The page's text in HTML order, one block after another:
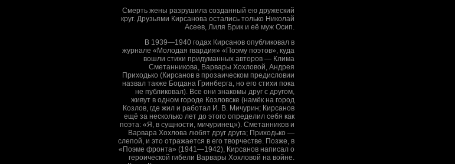
Смерть жены разрушила созданный ею дружеский
круг. Друзьями Кирсанова остались только Николай
Асеев, Лиля Брик и её муж Осип.
В 1939—1940 годах Кирсанов опубликовал в
журнале «Молодая гвардия» «Поэму поэтов», куда
вошли стихи придуманных авторов — Клима
Сметанникова, Варвары Хохловой, Андрея
Приходько (Кирсанов в прозаическом предисловии
назвал также Богдана Гринберга, но его стихи пока
не публиковал). Все они знакомы друг с другом,
живут в одном городе Козловске (намёк на город
Козлов, где жил и работал И. В. Мичурин; Кирсанов
ещё за несколько лет до этого определил себя как
поэта: «Я, в сущности, мичуринец»). Сметанников и
Варвара Хохлова любят друг друга; Приходько —
слепой, и это отражается в его творчестве. Позже, в
«Поэме фронта» (1941—1942), Кирсанов написал о
героической гибели Варвары Хохловой на войне.